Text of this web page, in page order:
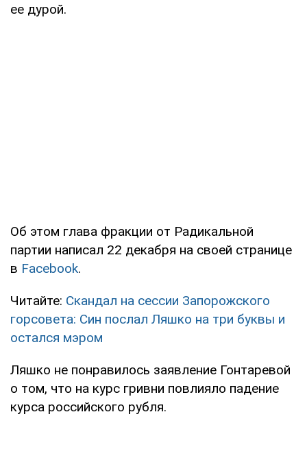
ее дурой.
Об этом глава фракции от Радикальной
партии написал 22 декабря на своей странице
в Facebook.
Читайте: Скандал на сессии Запорожского
горсовета: Син послал Ляшко на три буквы и
остался мэром
Ляшко не понравилось заявление Гонтаревой
о том, что на курс гривни повлияло падение
курса российского рубля.